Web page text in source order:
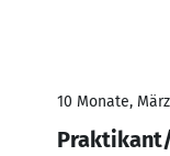
10 Monate,